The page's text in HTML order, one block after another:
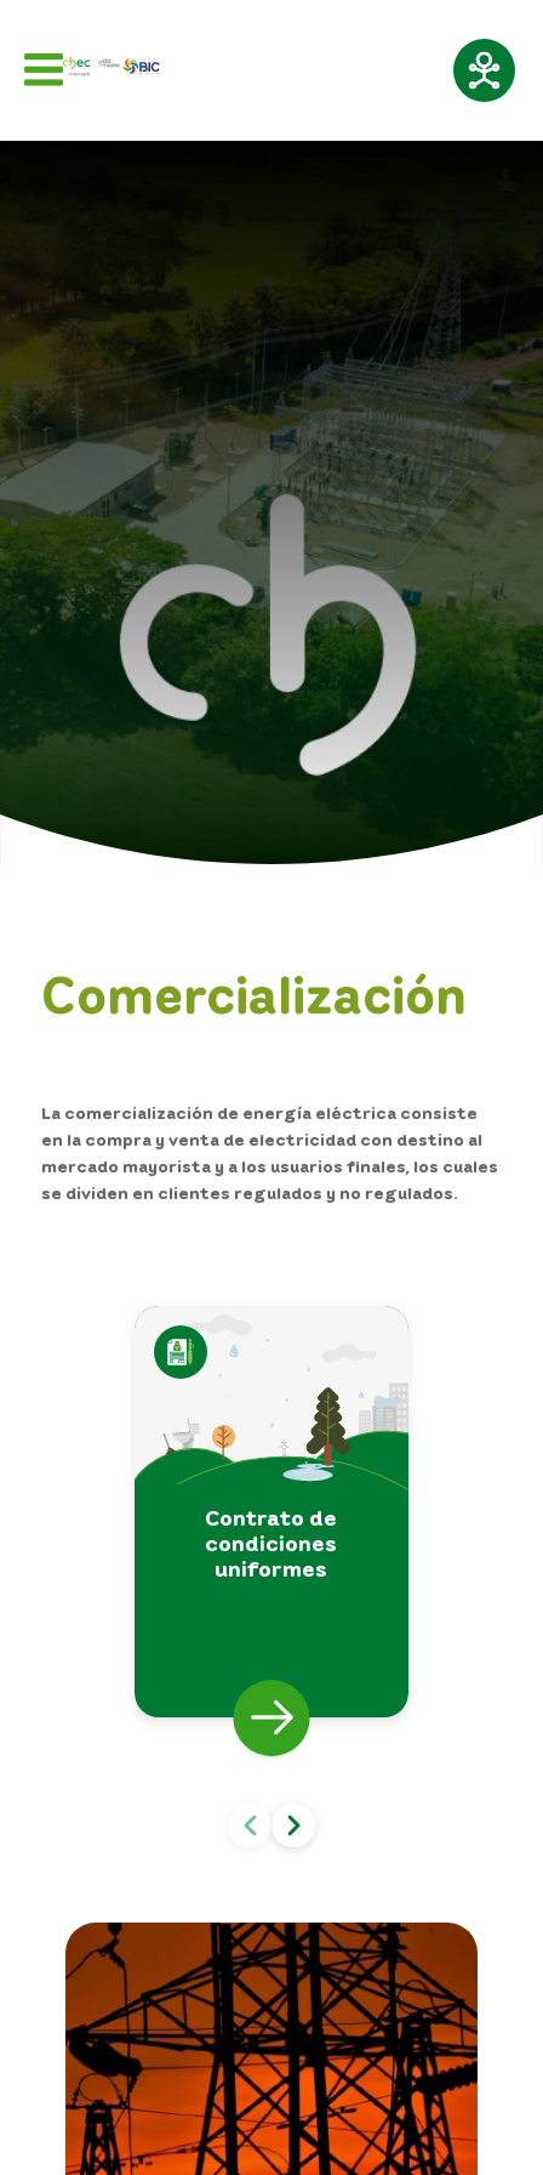
Comercialización
La comercialización de energía eléctrica consiste
en la compra y venta de electricidad con destino al
mercado mayorista y a los usuarios finales, los cuales
se dividen en clientes regulados y no regulados.
Contrato de
condiciones
uniformes